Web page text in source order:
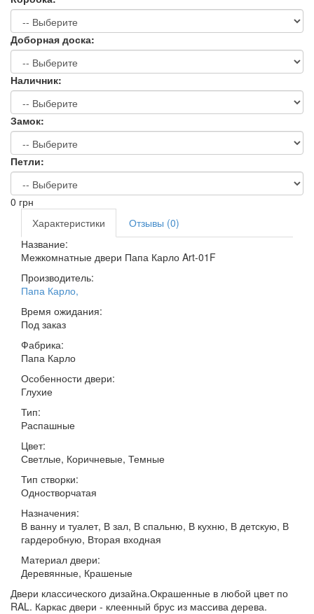
Доборная доска:
Наличник:
Замок:
Петли:
0 грн
Характеристики
Отзывы (0)
Название:
Межкомнатные двери Папа Карло Art-01F
Производитель:
Папа Карло,
Время ожидания:
Под заказ
Фабрика:
Папа Карло
Особенности двери:
Глухие
Тип:
Распашные
Цвет:
Светлые, Коричневые, Темные
Тип створки:
Одностворчатая
Назначения:
В ванну и туалет, В зал, В спальню, В кухню, В детскую, В
гардеробную, Вторая входная
Материал двери:
Деревянные, Крашеные
Двери классического дизайна.Окрашенные в любой цвет по
RAL. Каркас двери - клеенный брус из массива дерева.